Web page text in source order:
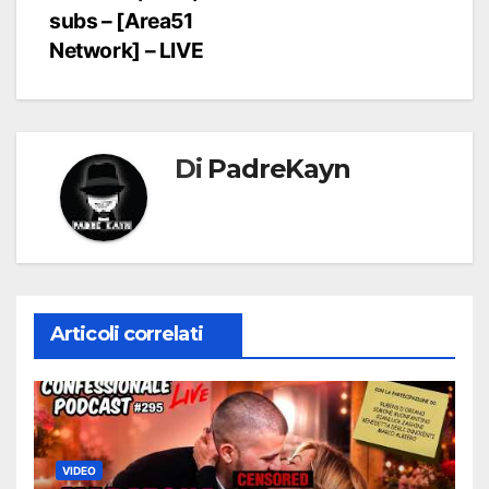
subs – [Area51
Network] – LIVE
Di PadreKayn
Articoli correlati
VIDEO